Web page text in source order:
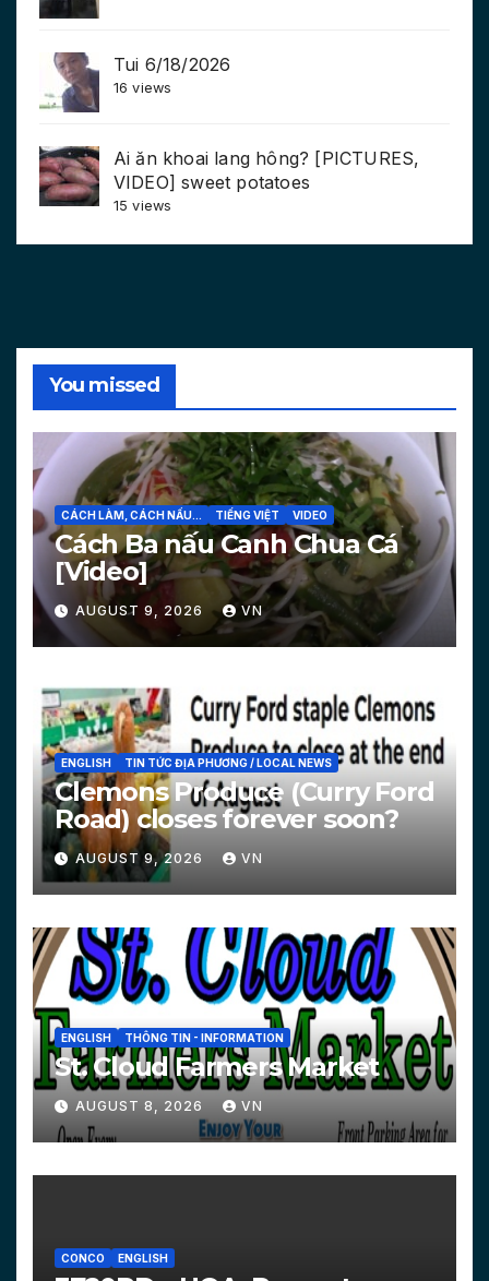
Tui 6/18/2026
16 views
Ai ăn khoai lang hông? [PICTURES,
VIDEO] sweet potatoes
15 views
You missed
CÁCH LÀM, CÁCH NẤU... TIẾNG VIỆT VIDEO
Cách Ba nấu Canh Chua Cá
[Video]
AUGUST 9, 2026 VN
ENGLISH TIN TỨC ĐỊA PHƯƠNG / LOCAL NEWS
Clemons Produce (Curry Ford
Road) closes forever soon?
AUGUST 9, 2026 VN
ENGLISH THÔNG TIN - INFORMATION
St. Cloud Farmers Market
AUGUST 8, 2026 VN
CONCO ENGLISH